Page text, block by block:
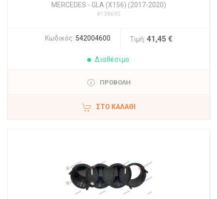
MERCEDES - GLA (X156) (2017-2020)
#138695
Κωδικός: 542004600 Τιμή: 41,45 €
Διαθέσιμο
ΠΡΟΒΟΛΗ
ΣΤΟ ΚΑΛΆΘΙ